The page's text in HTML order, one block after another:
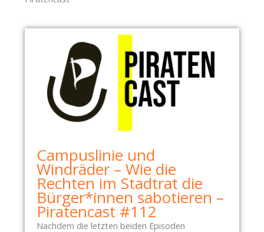
Campuslinie und
Windräder – Wie die
Rechten im Stadtrat die
Bürger*innen sabotieren –
Piratencast #112
Nachdem die letzten beiden Episoden